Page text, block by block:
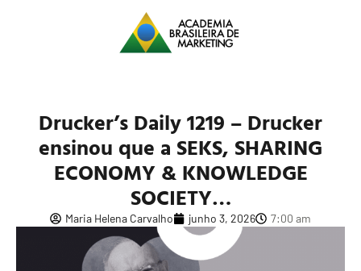
Drucker’s Daily 1219 – Drucker
ensinou que a SEKS, SHARING
ECONOMY & KNOWLEDGE
SOCIETY…
Maria Helena Carvalho junho 3, 2026 7:00 am